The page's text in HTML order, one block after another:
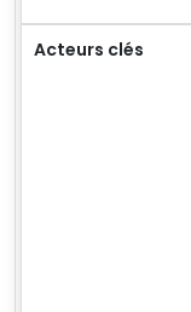
Acteurs clés